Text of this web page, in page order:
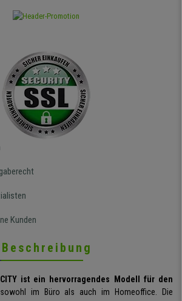
Kunden
Beschreibung
ist ein hervorragendes Modell für den
sowohl im Büro als auch im Homeoffice. Die